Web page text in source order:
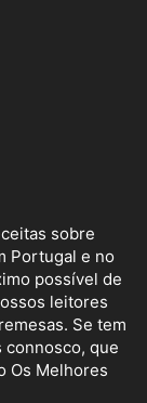
sobre
Portugal e no
possível de
leitores
Se tem
connosco, que
Os Melhores